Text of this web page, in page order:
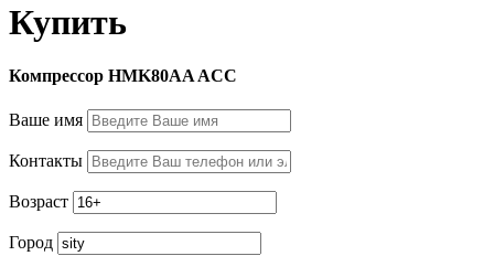
Купить
Компрессор HMK80AA ACC
Ваше имя
Контакты
Возраст
Город